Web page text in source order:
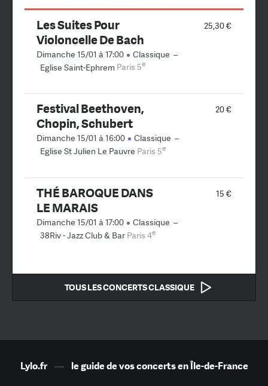
25,30 €
Les Suites Pour
Violoncelle De Bach
Dimanche 15/01 à 17:00 Classique –
Eglise Saint-Ephrem Paris 5e
20 €
Festival Beethoven,
Chopin, Schubert
Dimanche 15/01 à 16:00 Classique –
Eglise St Julien Le Pauvre Paris 5e
15 €
THÉ BAROQUE DANS
LE MARAIS
Dimanche 15/01 à 17:00 Classique –
38Riv - Jazz Club & Bar Paris 4e
TOUS LES CONCERTS CLASSIQUE
Lylo.fr— le guide de vos concerts en Île-de-France